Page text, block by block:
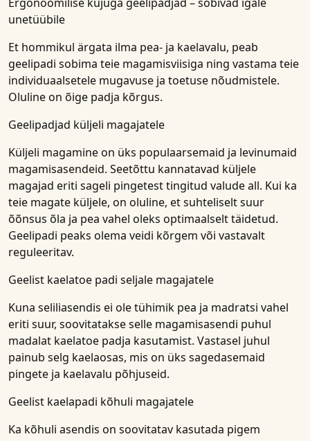
unetüübile
Et hommikul ärgata ilma pea- ja kaelavalu, peab
geelipadi sobima teie magamisviisiga ning vastama teie
individuaalsetele mugavuse ja toetuse nõudmistele.
Oluline on õige padja kõrgus.
Geelipadjad küljeli magajatele
Küljeli magamine on üks populaarsemaid ja levinumaid
magamisasendeid. Seetõttu kannatavad küljele
magajad eriti sageli pingetest tingitud valude all. Kui ka
teie magate küljele, on oluline, et suhteliselt suur
õõnsus õla ja pea vahel oleks optimaalselt täidetud.
Geelipadi peaks olema veidi kõrgem või vastavalt
reguleeritav.
Geelist kaelatoe padi seljale magajatele
Kuna seliliasendis ei ole tühimik pea ja madratsi vahel
eriti suur, soovitatakse selle magamisasendi puhul
madalat kaelatoe padja kasutamist. Vastasel juhul
painub selg kaelaosas, mis on üks sagedasemaid
pingete ja kaelavalu põhjuseid.
Geelist kaelapadi kõhuli magajatele
Ka kõhuli asendis on soovitatav kasutada pigem